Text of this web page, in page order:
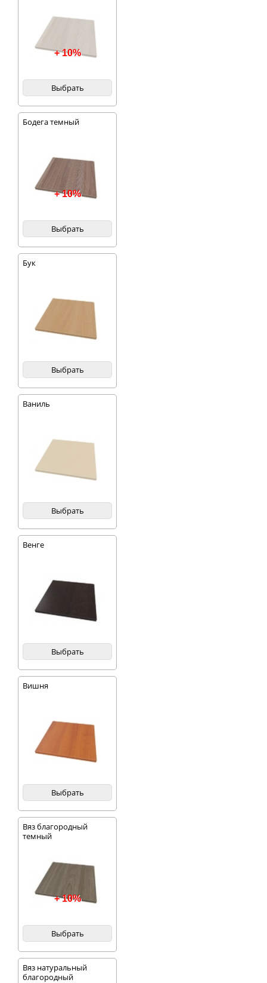
+ 10%
Выбрать
Бодега темный
+ 10%
Выбрать
Бук
Выбрать
Ваниль
Выбрать
Венге
Выбрать
Вишня
Выбрать
Вяз благородный
темный
+ 10%
Выбрать
Вяз натуральный
благородный